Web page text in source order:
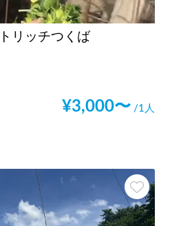
リッチつくば
¥3,000〜 /1人